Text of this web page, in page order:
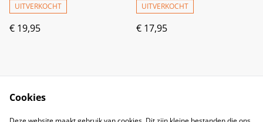
UITVERKOCHT
€ 19,95
UITVERKOCHT
€ 17,95
Cookies